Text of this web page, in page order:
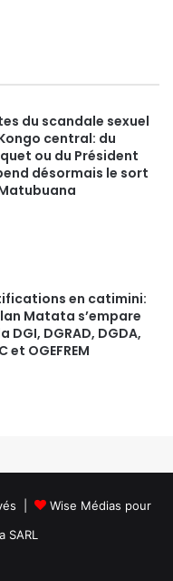
du scandale sexuel
central: du
ou du Président
désormais le sort
en catimini:
Matata s’empare
DGI, DGRAD, DGDA,
et OGEFREM
| Wise Médias pour
SARL